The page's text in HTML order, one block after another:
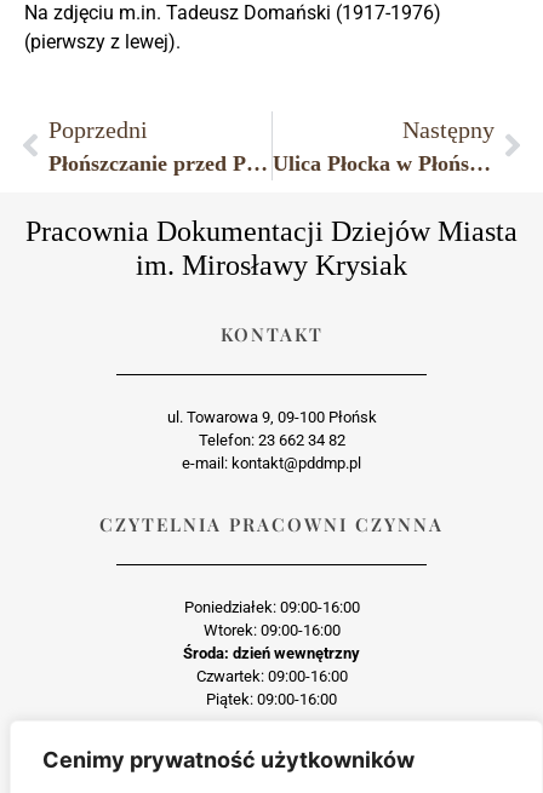
Cenimy prywatność użytkowników
Na zdjęciu m.in. Tadeusz Domański (1917-1976)
(pierwszy z lewej).
Poprzedni
Płońszczanie przed Pomnikiem Wolności. Płońsk, lata 30. XX wieku.
Następny
Ulica Płocka w Płońsku, lata 30. XX wieku
Pracownia Dokumentacji Dziejów Miasta
im. Mirosławy Krysiak
KONTAKT
ul. Towarowa 9, 09-100 Płońsk
Telefon: 23 662 34 82
e-mail: kontakt@pddmp.pl
CZYTELNIA PRACOWNI CZYNNA
Poniedziałek: 09:00-16:00
Wtorek: 09:00-16:00
Środa: dzień wewnętrzny
Czwartek: 09:00-16:00
Piątek: 09:00-16:00
Każda reprodukcja lub adaptacja całości bądź części materiału, niezależnie od